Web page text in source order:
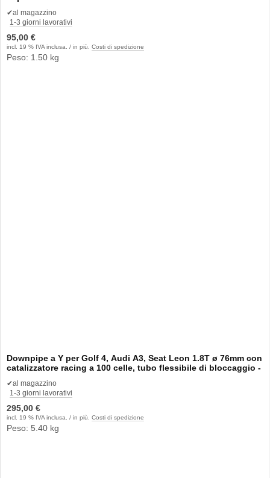
✔al magazzino
1-3 giorni lavorativi
95,00 €
incl. 19 % IVA inclusa. / in più. Costi di spedizione
Peso: 1.50 kg
Downpipe a Y per Golf 4, Audi A3, Seat Leon 1.8T ø 76mm con
catalizzatore racing a 100 celle, tubo flessibile di bloccaggio -
✔al magazzino
1-3 giorni lavorativi
295,00 €
incl. 19 % IVA inclusa. / in più. Costi di spedizione
Peso: 5.40 kg